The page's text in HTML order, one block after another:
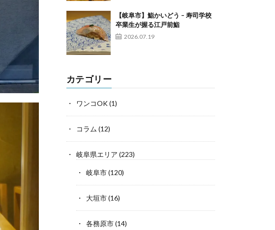
【岐阜市】鮨かいどう – 寿司学校
卒業生が握る江戸前鮨
2026.07.19
カテゴリー
ワンコOK(1)
コラム (12)
岐阜県エリア (223)
岐阜市(120)
大垣市(16)
各務原市(14)